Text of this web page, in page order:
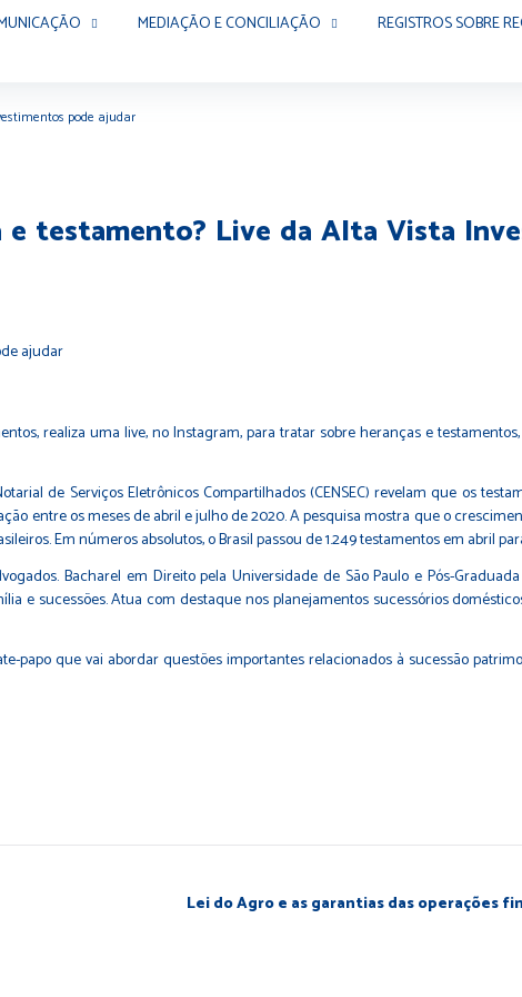
MEDIAÇÃO E CONCILIAÇÃO
REGISTROS SOBRE
pode ajudar
e testamento? Live da Alta Vista
realiza uma live, no Instagram, para tratar sobre heranças e
de Serviços Eletrônicos Compartilhados (CENSEC) revelam que os
entre os meses de abril e julho de 2020. A pesquisa mostra que o
Em números absolutos, o Brasil passou de 1.249 testamentos em abril
Bacharel em Direito pela Universidade de São Paulo e Pós-
e sucessões. Atua com destaque nos planejamentos sucessórios
papo que vai abordar questões importantes relacionados à sucessão
Lei do Agro e as garantias das operações